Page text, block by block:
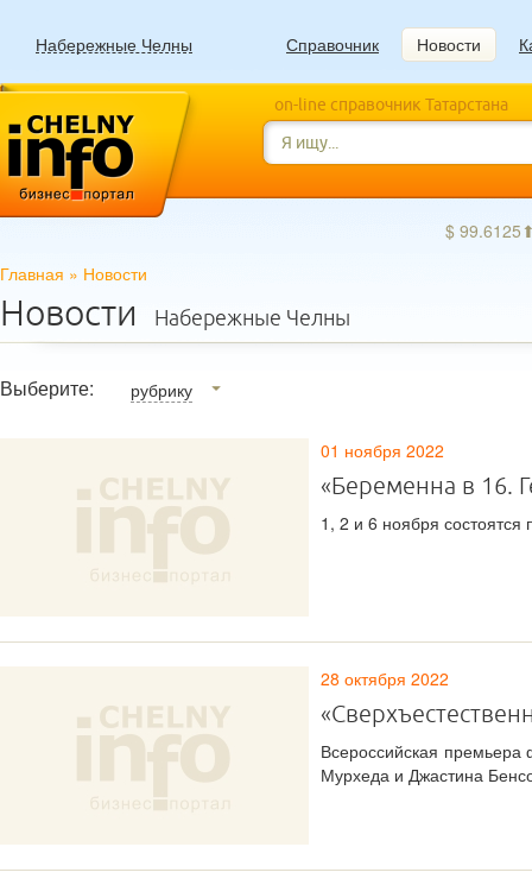
Набережные Челны Справочник Новости
on-line справочник Татарстана
$
Главная » Новости
Новости Набережные Челны
Выберите: рубрику
01 ноября 2022
«Беременна в 16.
1, 2 и 6 ноября состоятся
28 октября 2022
Всероссийская премьера
Мурхеда и Джастина